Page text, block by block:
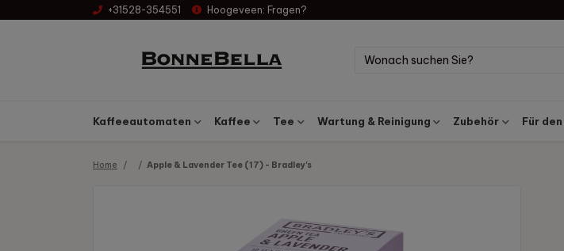
+31528-354551 Hoogeveen: Fragen?
Kaffeeautomaten Kaffee Tee Wartung & Reinigung Zubehör Für
Home Apple & Lavender Tee (17) - Bradley's